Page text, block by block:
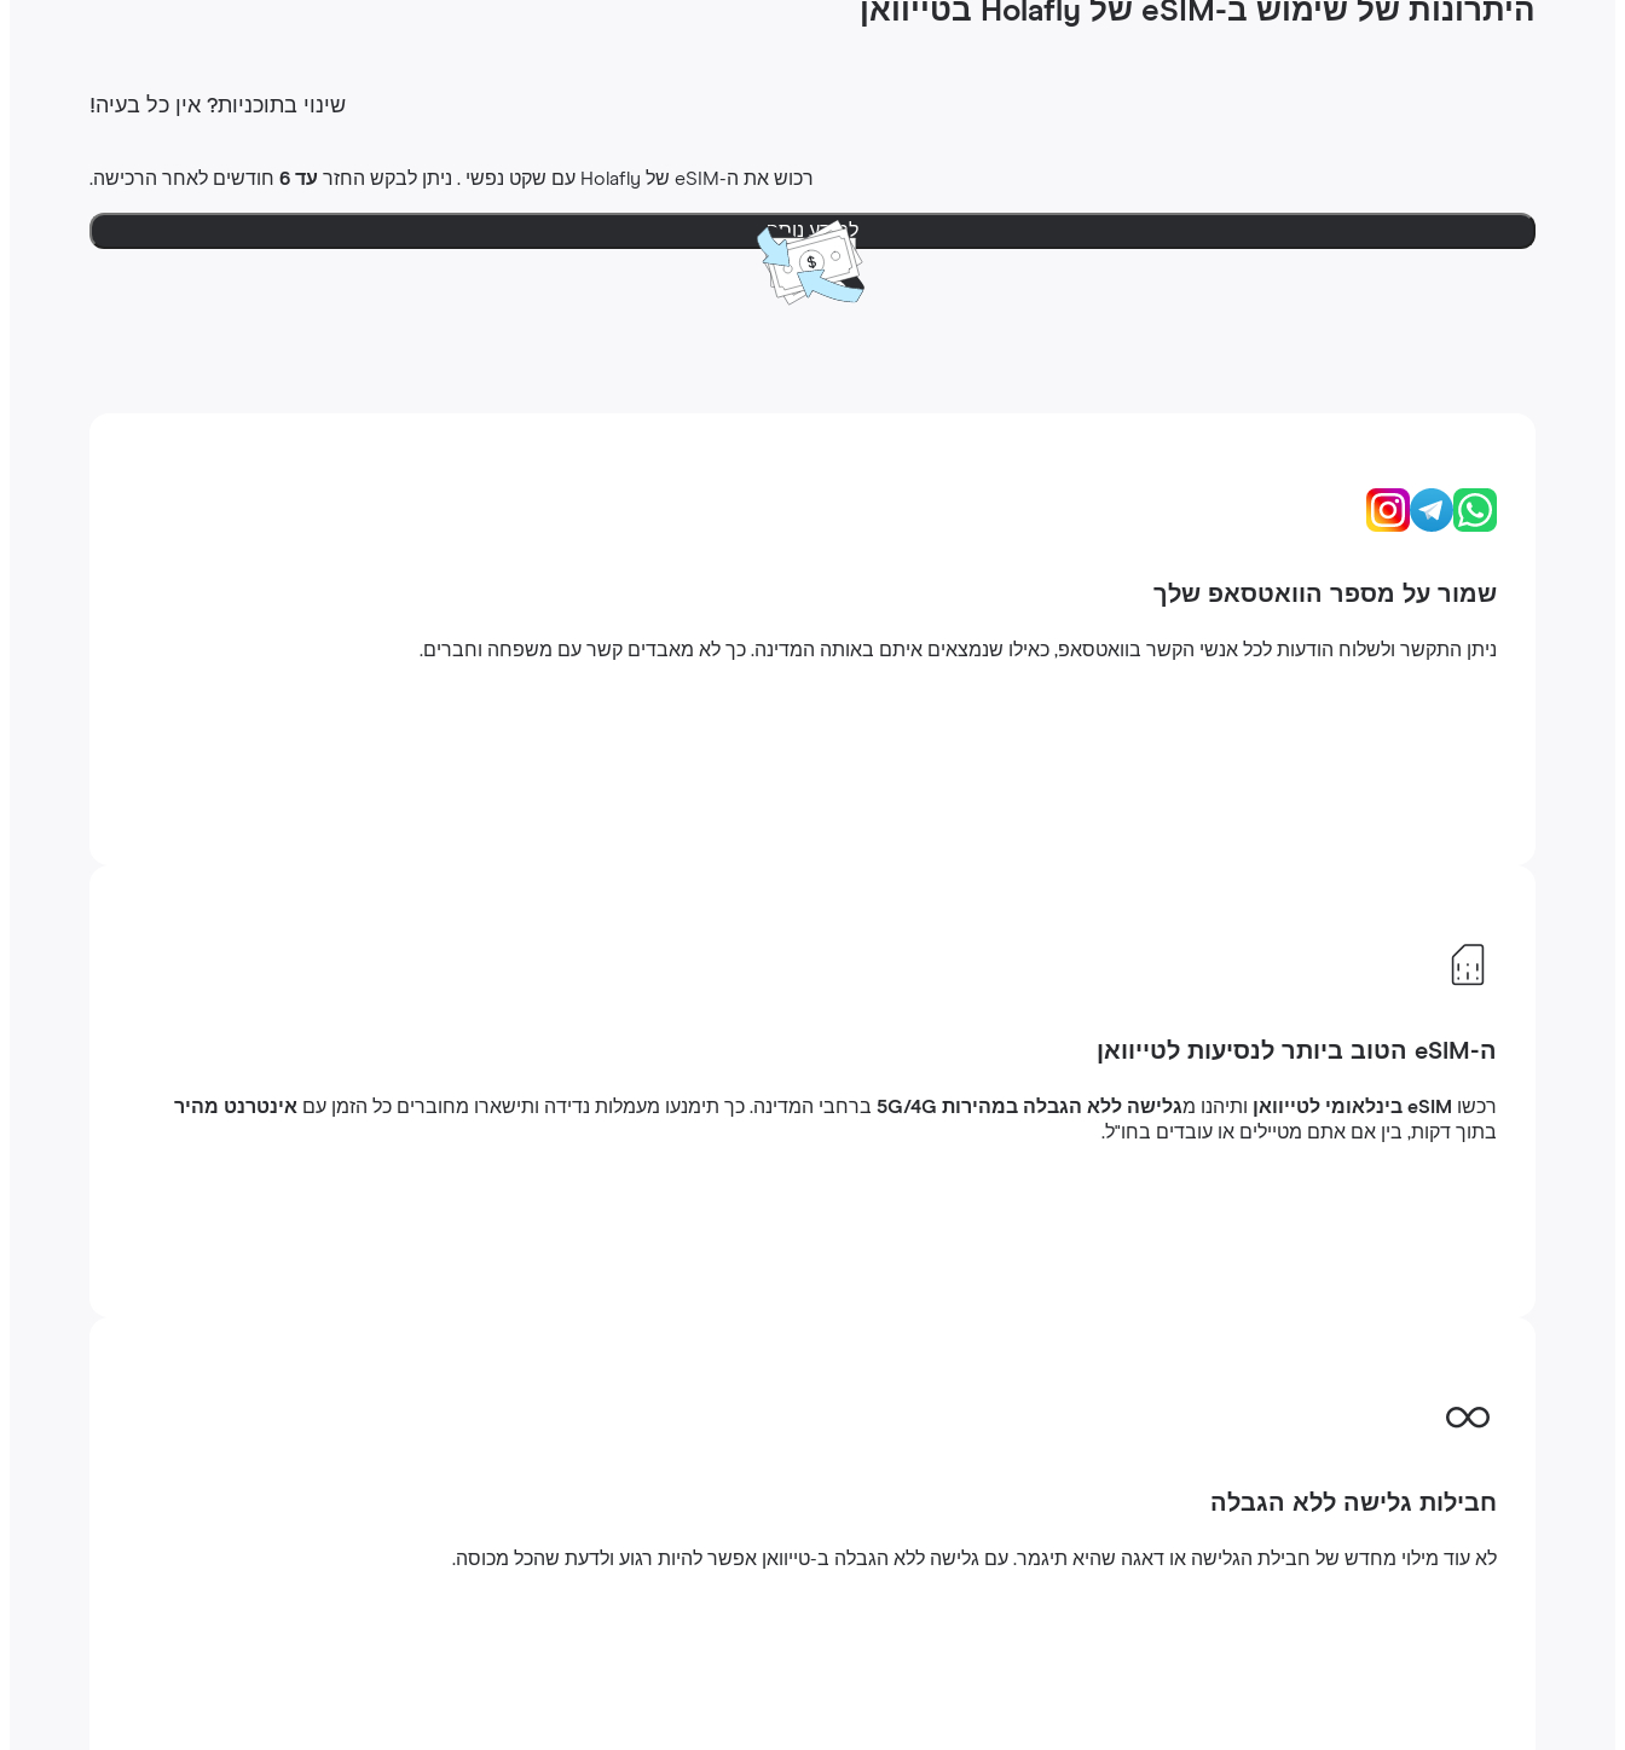
היתרונות של שימוש ב-eSIM של Holafly בטייוואן
שינוי בתוכניות‎? אין כל בעיה‎!
רכוש את ה-‎eSIM שלHolafly ‎ עם שקט נפשי ‎. ניתן לבקש החזר עד 6 חודשים לאחר הרכישה.
למידע נוסף
שמור על מספר הוואטסאפ שלך
ניתן התקשר ולשלוח הודעות לכל אנשי הקשר בוואטסאפ, כאילו שנמצאים איתם באותה המדינה. כך לא מאבדים קשר עם משפחה וחברים.
ה-eSIM הטוב ביותר לנסיעות לטייוואן
רכשו eSIM בינלאומי לטייוואן ותיהנו מגלישה ללא הגבלה במהירות 5G/4G ברחבי המדינה. כך תימנעו מעמלות נדידה ותישארו מחוברים כל הזמן עםאינטרנט מהיר
בתוך דקות, בין אם אתם מטיילים או עובדים בחו"ל.
חבילות גלישה ללא הגבלה
לא עוד מילוי מחדש של חבילת הגלישה או דאגה שהיא תיגמר. עם גלישה ללא הגבלה ב-טייוואן אפשר להיות רגוע ולדעת שהכל מכוסה.